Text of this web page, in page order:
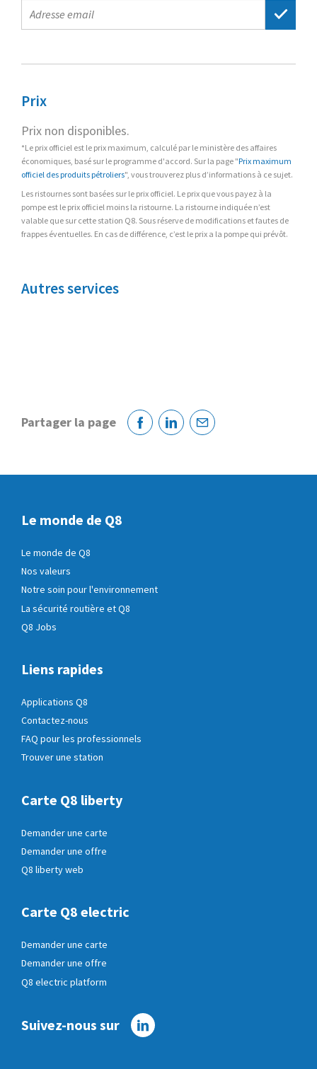
E-
mail
Prix
Prix non disponibles.
*Le prix officiel est le prix maximum, calculé par le ministère des affaires
économiques, basé sur le programme d'accord. Sur la page "Prix maximum
officiel des produits pétroliers", vous trouverez plus d’informations à ce sujet.
Les ristournes sont basées sur le prix officiel. Le prix que vous payez à la
pompe est le prix officiel moins la ristourne. La ristourne indiquée n’est
valable que sur cette station Q8. Sous réserve de modifications et fautes de
frappes éventuelles. En cas de différence, c’est le prix a la pompe qui prévôt.
Autres services
Partager la page
FacebookLinkedinCourriel
Le monde de Q8
Le monde de Q8
Nos valeurs
Notre soin pour l'environnement
La sécurité routière et Q8
Q8 Jobs
Liens rapides
Applications Q8
Contactez-nous
FAQ pour les professionnels
Trouver une station
Carte Q8 liberty
Demander une carte
Demander une offre
Q8 liberty web
Carte Q8 electric
Demander une carte
Demander une offre
Q8 electric platform
Suivez-nous sur
Linkedin